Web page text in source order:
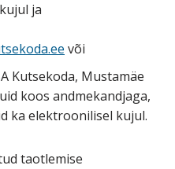
ja
või
Kutsekoda, Mustamäe
koos andmekandjaga,
ka elektroonilisel kujul.
taotlemise